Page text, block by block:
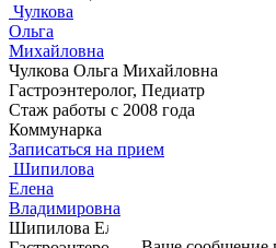
Чулкова
Ольга
Михайловна
Чулкова Ольга Михайловна
Гастроэнтеролог, Педиатр
Стаж работы с 2008 года
Коммунарка
Записаться на прием
Шипилова
Елена
Владимировна
Шипилова Елена Владимировна